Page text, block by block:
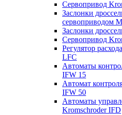
Сервопривод
Заслонки
сервоприводом
Заслонки
Cервопривод
Регулятор
LFC
Автоматы
IFW 15
Автомат
IFW 50
Автоматы
Kromschroder IFD